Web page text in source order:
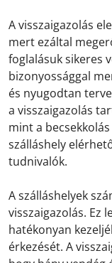
A visszaigazolás
mert ezáltal
foglalásuk sikeres
bizonyossággal
és nyugodtan
a visszaigazolás
mint a
szálláshely
tudnivalók.
A szálláshelyek
visszaigazolás. Ez
hatékonyan
érkezését. A